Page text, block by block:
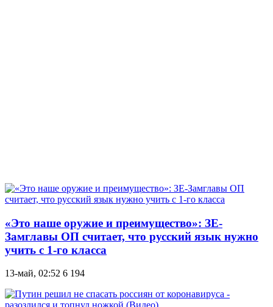
«Это наше оружие и преимущество»: ЗЕ-
Замглавы ОП считает, что русский язык нужно
учить с 1-го класса
13-май, 02:52 6 194